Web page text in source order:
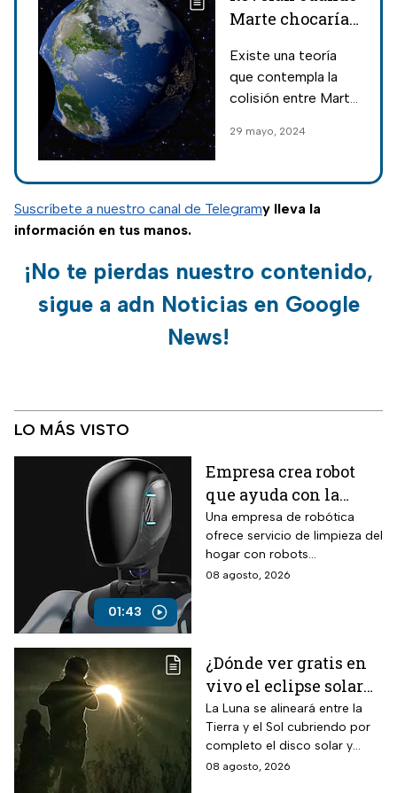
Marte chocaría
detonando una
extinción
Existe una teoría
que contempla la
colisión entre Marte
hay una fecha
que se podría dar
este
29 mayo, 2024
Suscríbete a nuestro canal de Telegramy lleva la
información en tus manos.
¡No te pierdas nuestro contenido,
sigue a adn Noticias en Google
News!
LO MÁS VISTO
01:43
Empresa crea robot
que ayuda con la
limpieza del hogar
Una empresa de robótica
ofrece servicio de limpieza del
hogar con robots
humanoides por 30 dólares la
08 agosto, 2026
¿Dónde ver gratis en
vivo el eclipse solar
en México?
La Luna se alineará entre la
Tierra y el Sol cubriendo por
completo el disco solar y
generará oscuridad diurna, un
08 agosto, 2026